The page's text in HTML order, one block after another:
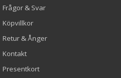
Frågor & Svar
Köpvillkor
Retur & Ånger
Kontakt
Presentkort